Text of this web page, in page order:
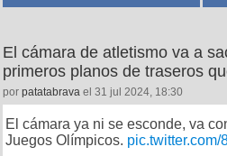
El cámara de atletismo va a
primeros planos de traseros
por patatabrava el 31 jul 2024, 18:30
El cámara ya ni se esconde, va
Juegos Olímpicos. pic.twitter.com/